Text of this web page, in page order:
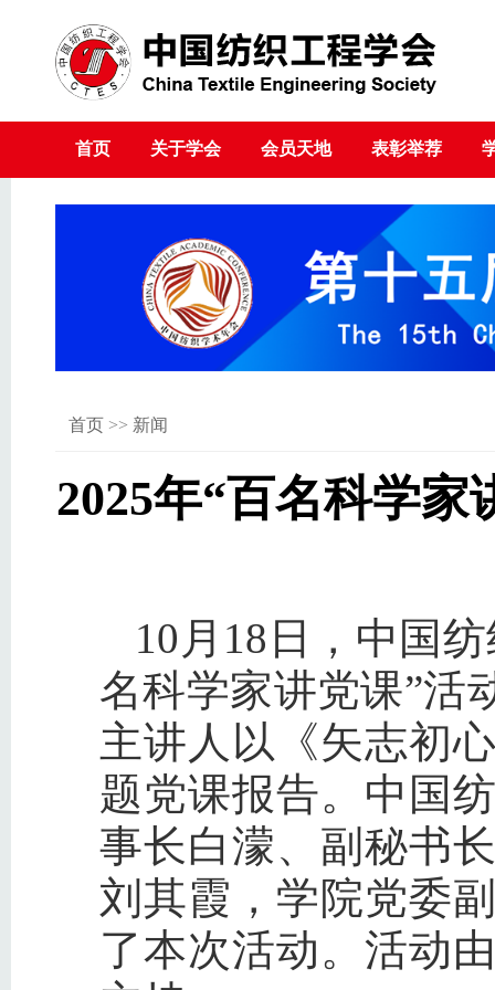
首页 关于学会 会员天地 表彰举荐
首页 >> 新闻
2025年“百名科学
10月18日，中国
名科学家讲党课”活
主讲人以《矢志初
题党课报告。中国
事长白濛、副秘书
刘其霞，学院党委
了本次活动。活动